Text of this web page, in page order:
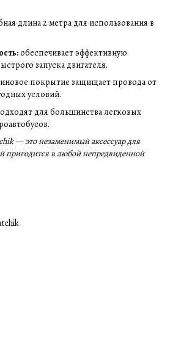
длина 2 метра для использования в
обеспечивает эффективную
запуска двигателя.
покрытие защищает провода от
условий.
для большинства легковых
— это незаменимый аксессуар для
пригодится в любой непредвиденной